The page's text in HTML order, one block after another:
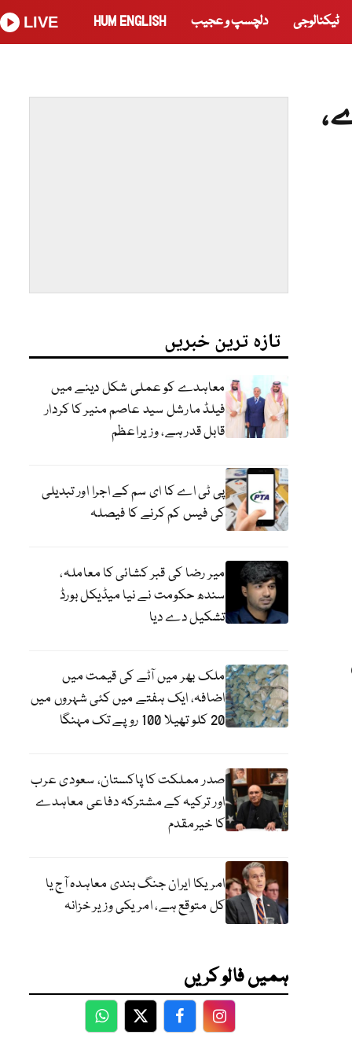
ٹیکنالوجی دلچسپ و عجیب HUM ENGLISH
LIVE
تازہ ترین خبریں
معاہدے کو عملی شکل دینے میں
فیلڈ مارشل سید عاصم منیر کا کردار
قابل قدر ہے، وزیراعظم
پی ٹی اے کا ای سم کے اجرا اور تبدیلی
کی فیس کم کرنے کا فیصلہ
میر رضا کی قبر کشائی کا معاملہ،
سندھ حکومت نے نیا میڈیکل بورڈ
تشکیل دے دیا
ملک بھر میں آٹے کی قیمت میں
اضافہ، ایک ہفتے میں کئی شہروں میں
20 کلو تھیلا 100 روپے تک مہنگا
صدر مملکت کا پاکستان، سعودی عرب
اور ترکیہ کے مشترکہ دفاعی معاہدے
کا خیرمقدم
امریکا ایران جنگ بندی معاہدہ آج یا
کل متوقع ہے، امریکی وزیر خزانہ
ہمیں فالو کریں
WhatsApp
TwitterFacebookFacebook